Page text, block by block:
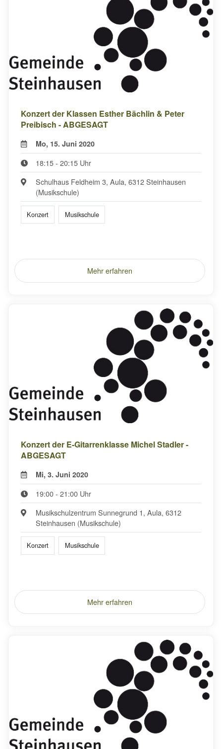
Konzert der Klassen Esther Bächlin & Peter
Preibisch - ABGESAGT
Mo, 15. Juni 2020
18:15 - 20:15 Uhr
Schulhaus Feldheim 3, Aula, 6312 Steinhausen
(Musikschule)
Konzert Musikschule
Mehr erfahren
Konzert der E-Gitarrenklasse Michel Stadler -
ABGESAGT
Mi, 3. Juni 2020
19:00 - 21:00 Uhr
Musikschulzentrum Sunnegrund 1, Aula, 6312
Steinhausen (Musikschule)
Konzert Musikschule
Mehr erfahren